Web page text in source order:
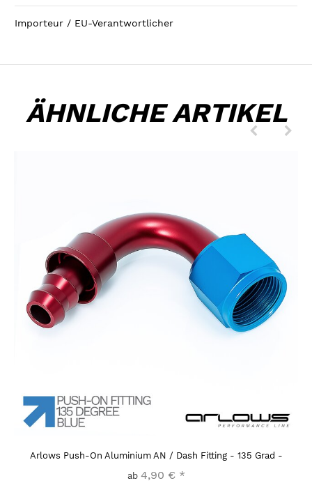
Importeur / EU-Verantwortlicher
ÄHNLICHE ARTIKEL
Arlows Push-On Aluminium AN / Dash Fitting - 135 Grad -
ab 4,90 € *